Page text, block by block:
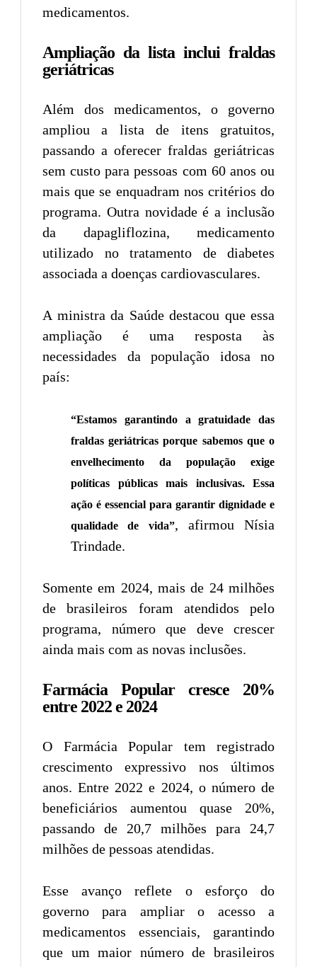
medicamentos.
Ampliação da lista inclui fraldas
geriátricas
Além dos medicamentos, o governo
ampliou a lista de itens gratuitos,
passando a oferecer fraldas geriátricas
sem custo para pessoas com 60 anos ou
mais que se enquadram nos critérios do
programa. Outra novidade é a inclusão
da dapagliflozina, medicamento
utilizado no tratamento de diabetes
associada a doenças cardiovasculares.
A ministra da Saúde destacou que essa
ampliação é uma resposta às
necessidades da população idosa no
país:
“Estamos garantindo a gratuidade das
fraldas geriátricas porque sabemos que o
envelhecimento da população exige
políticas públicas mais inclusivas. Essa
ação é essencial para garantir dignidade e
qualidade de vida”, afirmou Nísia
Trindade.
Somente em 2024, mais de 24 milhões
de brasileiros foram atendidos pelo
programa, número que deve crescer
ainda mais com as novas inclusões.
Farmácia Popular cresce 20%
entre 2022 e 2024
O Farmácia Popular tem registrado
crescimento expressivo nos últimos
anos. Entre 2022 e 2024, o número de
beneficiários aumentou quase 20%,
passando de 20,7 milhões para 24,7
milhões de pessoas atendidas.
Esse avanço reflete o esforço do
governo para ampliar o acesso a
medicamentos essenciais, garantindo
que um maior número de brasileiros